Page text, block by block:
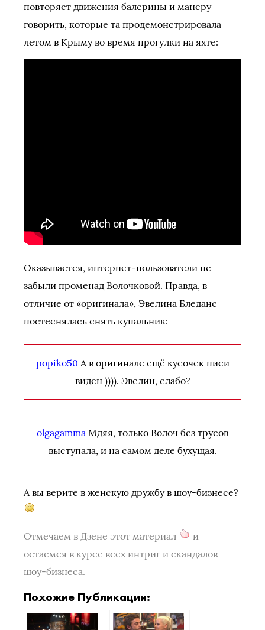
повторяет движения балерины и манеру
говорить, которые та продемонстрировала
летом в Крыму во время прогулки на яхте:
Оказывается, интернет-пользователи не
забыли променад Волочковой. Правда, в
отличие от «оригинала», Эвелина Бледанс
постеснялась снять купальник:
popiko50 А в оригинале ещё кусочек писи
виден )))). Эвелин, слабо?
olgagamma Мдяя, только Волоч без трусов
выступала, и на самом деле бухущая.
А вы верите в женскую дружбу в шоу-бизнесе?
Отмечаем в Дзене этот материал
и
остаемся в курсе всех интриг и скандалов
шоу-бизнеса.
Похожие Публикации: